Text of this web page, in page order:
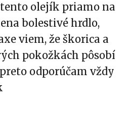
olejík priamo na
bolestivé hrdlo,
viem, že škorica a
pokožkách pôsobí
odporúčam vždy